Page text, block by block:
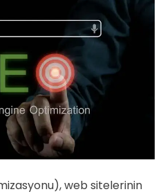
web sitelerinin